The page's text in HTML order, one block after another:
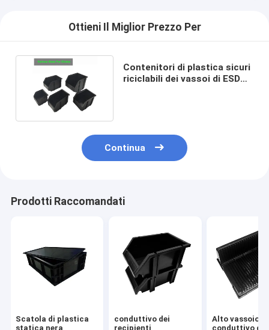
Ottieni Il Miglior Prezzo Per
Contenitori di plastica sicuri
riciclabili dei vassoi di ESD
Continua
Prodotti Raccomandati
Scatola di plastica
statica nera
conduttivo dei
recipienti
Alto vassoio
conduttivo